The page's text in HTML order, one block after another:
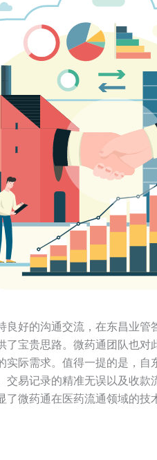
好的沟通交流，在东昌业
了宝贵思路。微药通团队也
实际需求。值得一提的是，
易记录的精准无误以及收
微药通在医药流通领域的